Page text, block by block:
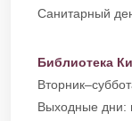
Санитарный
Библиотека
Выходные дни: